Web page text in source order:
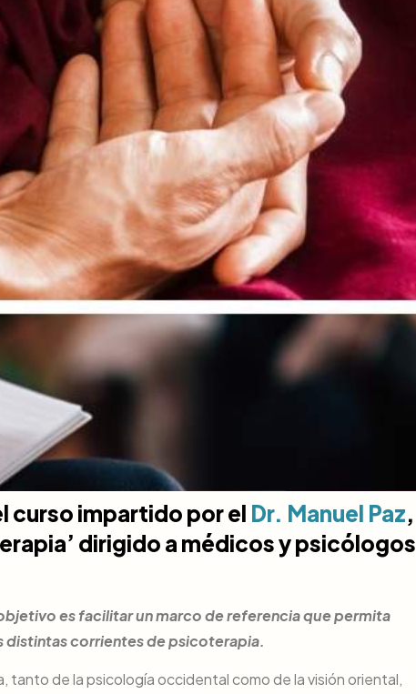
curso impartido por el Dr. Manuel Paz,
dirigido a médicos y psicólogos
es facilitar un marco de referencia que permita
distintas corrientes de psicoterapia.
tanto de la psicología occidental como de la visión oriental,